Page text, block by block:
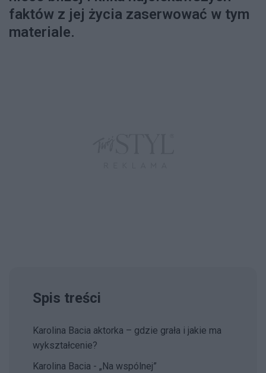
faktów z jej życia zaserwować w tym
materiale.
Spis treści
Karolina Bacia aktorka – gdzie grała i jakie ma
wykształcenie?
Karolina Bacia - „Na wspólnej”